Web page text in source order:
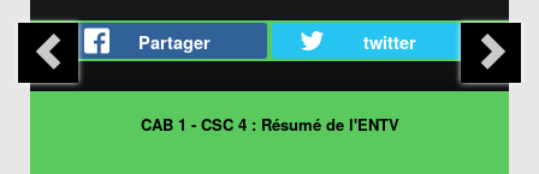
Partager twitter
CAB 1 - CSC 4 : Résumé de l'ENTV